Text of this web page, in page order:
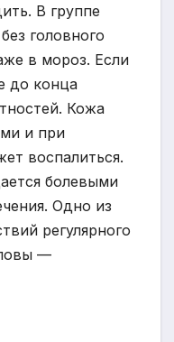
В группе
головного
в мороз. Если
до конца
Кожа
и при
воспалиться.
болевыми
Одно из
регулярного
—